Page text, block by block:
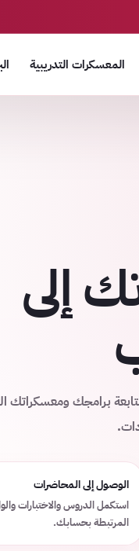
المعسكرات التدريبية
إلى
برامجك ومعسكراتك
الوصول إلى المحاضرات
استكمل الدروس والاختبارات
المرتبطة بحسابك.